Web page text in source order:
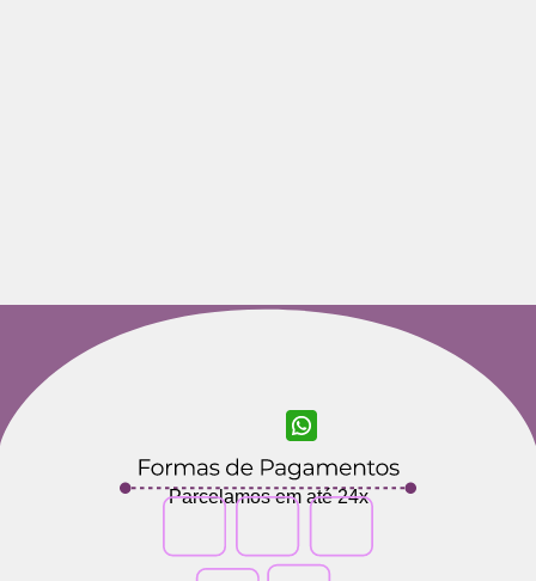
Parcelamos em até 24x